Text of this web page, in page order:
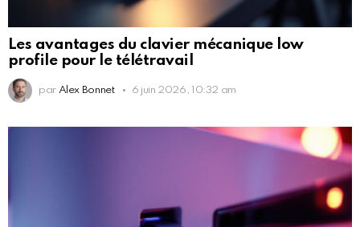
Les avantages du clavier mécanique low
profile pour le télétravail
par Alex Bonnet 6 juin 2026, 10:32 am